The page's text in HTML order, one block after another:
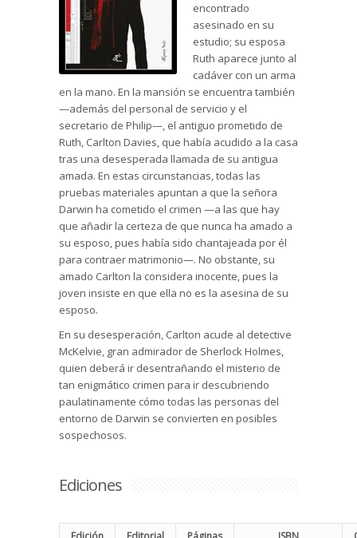
encontrado
asesinado en su
estudio; su esposa
Ruth aparece junto al
cadáver con un arma
en la mano. En la mansión se encuentra también
—además del personal de servicio y el
secretario de Philip—, el antiguo prometido de
Ruth, Carlton Davies, que había acudido a la casa
tras una desesperada llamada de su antigua
amada. En estas circunstancias, todas las
pruebas materiales apuntan a que la señora
Darwin ha cometido el crimen —a las que hay
que añadir la certeza de que nunca ha amado a
su esposo, pues había sido chantajeada por él
para contraer matrimonio—. No obstante, su
amado Carlton la considera inocente, pues la
joven insiste en que ella no es la asesina de su
esposo.
En su desesperación, Carlton acude al detective
McKelvie, gran admirador de Sherlock Holmes,
quien deberá ir desentrañando el misterio de
tan enigmático crimen para ir descubriendo
paulatinamente cómo todas las personas del
entorno de Darwin se convierten en posibles
sospechosos.
Ediciones